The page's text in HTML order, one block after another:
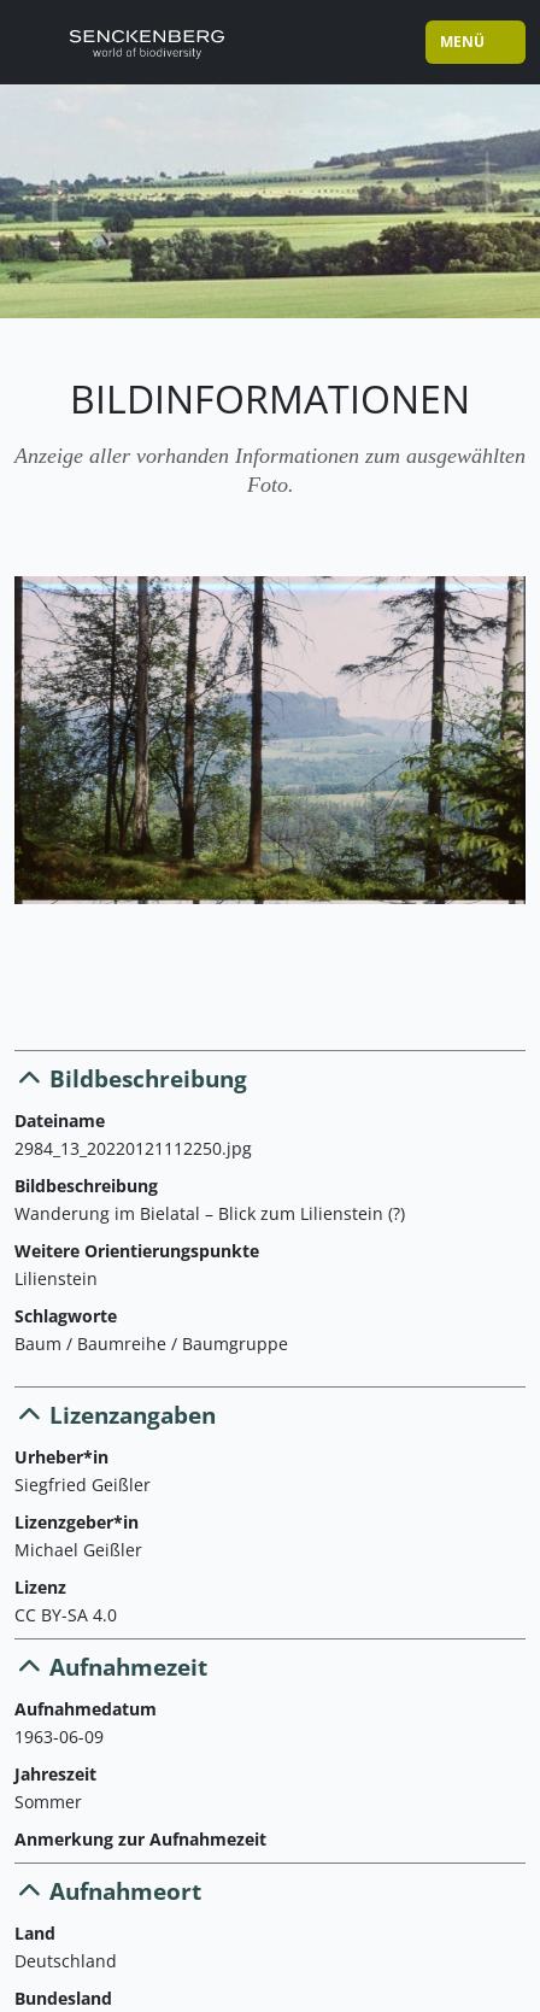
MENÜ
BILDINFORMATIONEN
Anzeige aller vorhanden Informationen zum ausgewählten
Foto.
Bildbeschreibung
Dateiname
2984_13_20220121112250.jpg
Bildbeschreibung
Wanderung im Bielatal – Blick zum Lilienstein (?)
Weitere Orientierungspunkte
Lilienstein
Schlagworte
Baum / Baumreihe / Baumgruppe
Lizenzangaben
Urheber*in
Siegfried Geißler
Lizenzgeber*in
Michael Geißler
Lizenz
CC BY-SA 4.0
Aufnahmezeit
Aufnahmedatum
1963-06-09
Jahreszeit
Sommer
Anmerkung zur Aufnahmezeit
Aufnahmeort
Land
Deutschland
Bundesland